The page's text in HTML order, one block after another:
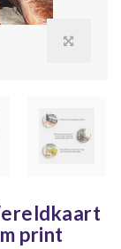
print